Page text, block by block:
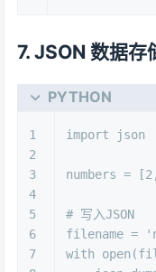
7. JSON 数据存
PYTHON
1
2
3
4
5
6
7
import json
numbers = [2
# 写入JSON
filename =
with
open